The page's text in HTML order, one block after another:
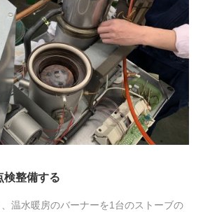
検整備する
温水暖房のバーナーを1台のストーブの